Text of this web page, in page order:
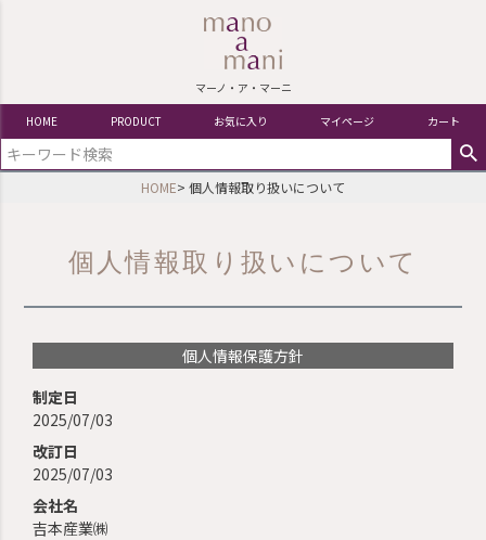
マーノ・ア・マーニ
HOME PRODUCT お気に入り マイページ カート
HOME 個人情報取り扱いについて
個人情報取り扱いについて
個人情報保護方針
制定日
2025/07/03
改訂日
2025/07/03
会社名
吉本産業㈱